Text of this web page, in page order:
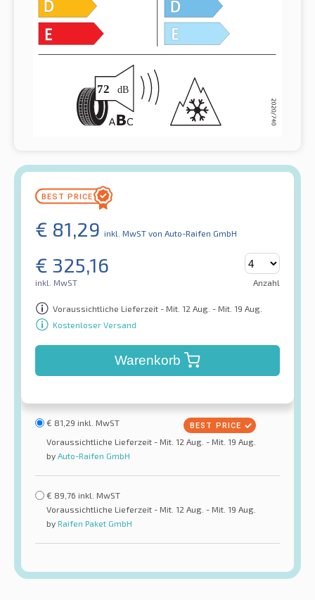
€ 81,29 inkl. MwST von Auto-Raifen GmbH
€ 325,16
inkl. MwST Anzahl
Voraussichtliche Lieferzeit - Mit. 12 Aug. - Mit. 19 Aug.
Kostenloser Versand
Warenkorb
€ 81,29 inkl. MwST
Voraussichtliche Lieferzeit - Mit. 12 Aug. - Mit. 19 Aug.
by Auto-Raifen GmbH
€ 89,76 inkl. MwST
Voraussichtliche Lieferzeit - Mit. 12 Aug. - Mit. 19 Aug.
by Raifen Paket GmbH